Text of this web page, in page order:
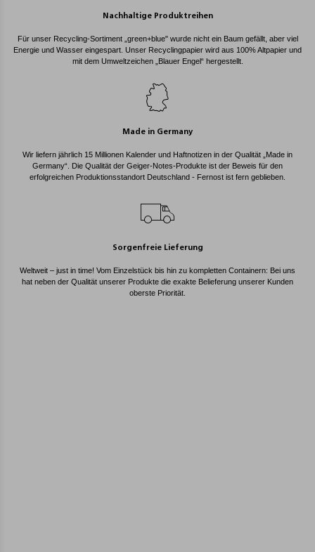
Nachhaltige Produktreihen
Für unser Recycling-Sortiment „green+blue" wurde nicht ein Baum gefällt, aber viel
Energie und Wasser eingespart. Unser Recyclingpapier wird aus 100% Altpapier und
mit dem Umweltzeichen „Blauer Engel“ hergestellt.
Made in Germany
Wir liefern jährlich 15 Millionen Kalender und Haftnotizen in der Qualität „Made in
Germany“. Die Qualität der Geiger-Notes-Produkte ist der Beweis für den
erfolgreichen Produktionsstandort Deutschland - Fernost ist fern geblieben.
Sorgenfreie Lieferung
Weltweit – just in time! Vom Einzelstück bis hin zu kompletten Containern: Bei uns
hat neben der Qualität unserer Produkte die exakte Belieferung unserer Kunden
oberste Priorität.